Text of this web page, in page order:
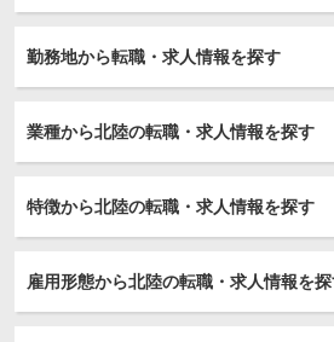
勤務地から転職・求人情報を探す
業種から北陸の転職・求人情報を探す
特徴から北陸の転職・求人情報を探す
雇用形態から北陸の転職・求人情報を